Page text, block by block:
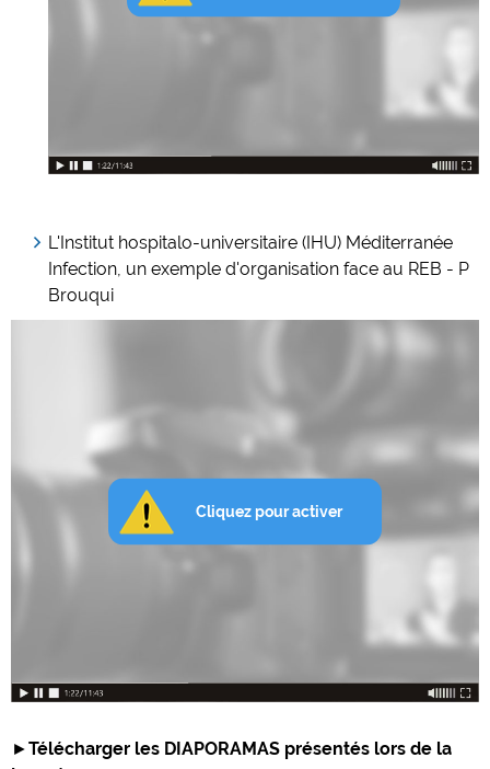
L'Institut hospitalo-universitaire (IHU) Méditerranée
Infection, un exemple d'organisation face au REB - P
Brouqui
►Télécharger les DIAPORAMAS présentés lors de la